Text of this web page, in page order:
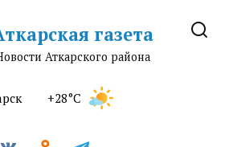
газета
Аткарского района
+28°C